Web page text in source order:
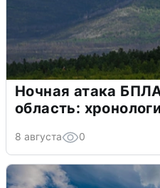
Ночная атака
область:
8 августа 0